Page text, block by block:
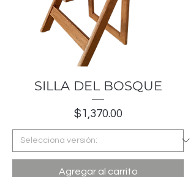
SILLA DEL BOSQUE
Precio
$1,370.00
Agregar al carrito